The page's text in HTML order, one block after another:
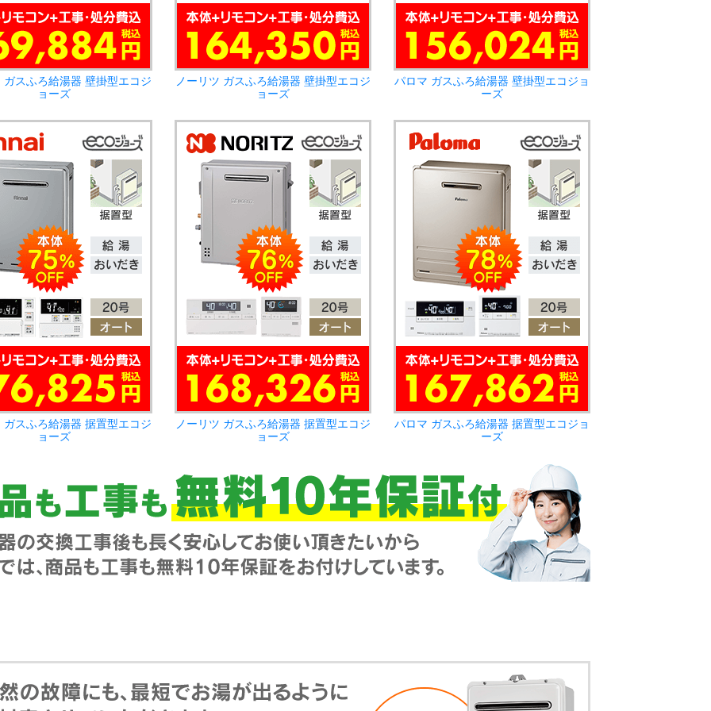
ガスふろ給湯器 壁掛型エコジ
ョーズ
ノーリツ ガスふろ給湯器 壁掛型エコジ
ョーズ
パロマ ガスふろ給湯器 壁掛型エコジョ
ーズ
ガスふろ給湯器 据置型エコジ
ョーズ
ノーリツ ガスふろ給湯器 据置型エコジ
ョーズ
パロマ ガスふろ給湯器 据置型エコジョ
ーズ